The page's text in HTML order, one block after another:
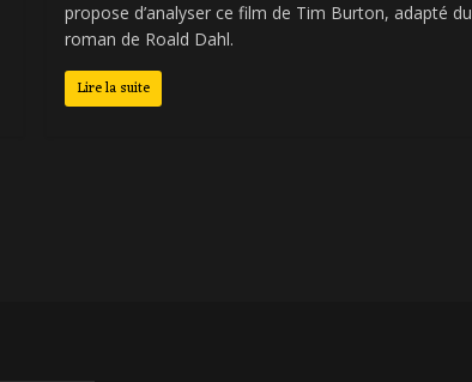
propose d’analyser ce film de Tim Burton, adapté du
roman de Roald Dahl.
Lire la suite